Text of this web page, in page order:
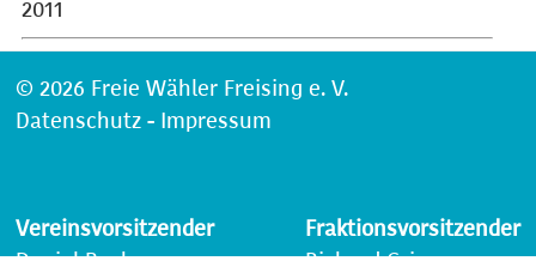
2011
© 2026 Freie Wähler Freising e. V.
Datenschutz - Impressum
Vereinsvorsitzender
Daniel Beck
Fraktionsvorsitzender
Richard Grimm